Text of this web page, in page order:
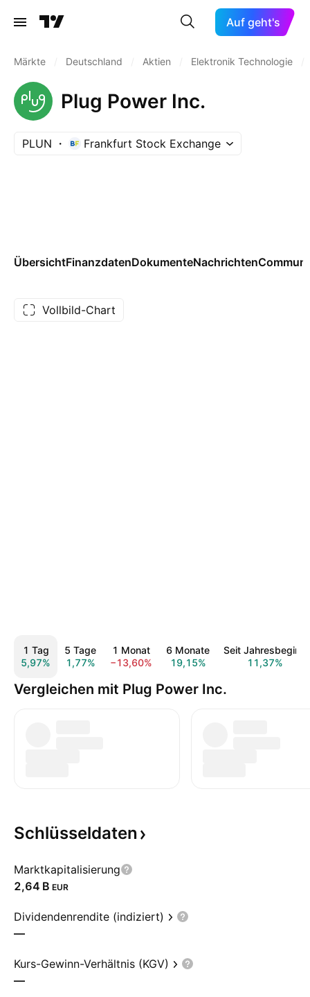
Auf geht's
Märkte Deutschland Aktien Elektronik Technologie
Plug Power Inc.
PLUN Frankfurt Stock Exchange
ÜbersichtFinanzdatenDokumenteNachrichten
Vollbild-Chart
1 Tag
5,97%
5 Tage
1,77%
1 Monat
−13,60%
6 Monate
19,15%
Seit Jahresbeginn
11,37%
Vergleichen mit Plug Power Inc.
Schlüsseldaten
Marktkapitalisierung
‪2,64 B‬ EUR
Dividendenrendite (indiziert)
—
Kurs-Gewinn-Verhältnis (KGV)
—